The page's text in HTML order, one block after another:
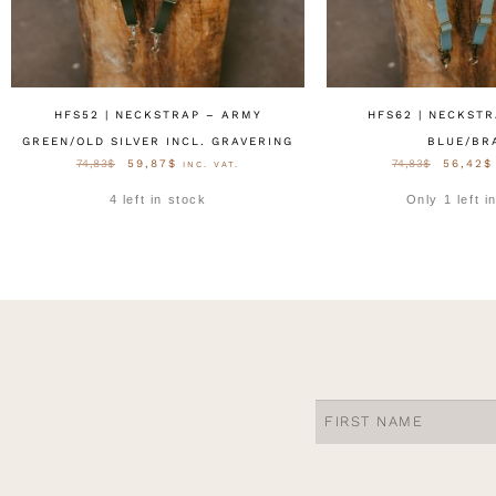
HFS52 | NECKSTRAP – ARMY
GREEN/OLD SILVER INCL. GRAVERING
74,83$ 59,87$ INC. VAT.
4 left in stock
HFS62 |
BLUE/
74,83$ 56,42$
Only 1 left